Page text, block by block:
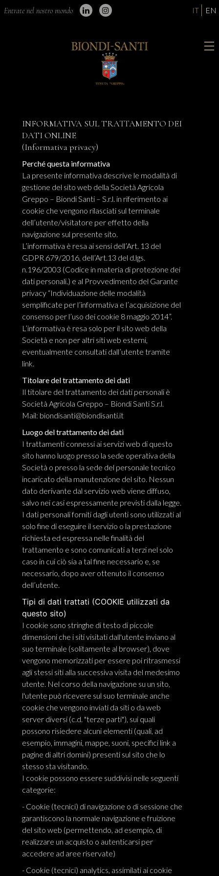
Entrate nel nostro mondo IT EN
INFORMATIVA SUL TRATTAMENTO DEI
DATI ONLINE
(Informativa privacy)
Perché questa informativa
La presente informativa descrive le modalità di
gestione del sito web della Società Agricola
Greppo – Biondi Santi – S.r.l. in riferimento ai
cookie che vengono rilasciati sul terminale
dell’utente/visitatore per effetto della
navigazione sul presente sito.
L’informativa è resa ai sensi dell’Art. 13 del
GDPR 679/2016, dell’Art.13 del d.lgs.
n.196/2003 (Codice in materia di protezione dei
dati personali.) e al Provvedimento del Garante
privacy “Individuazione delle modalità
semplificate per l’informativa e l’acquisizione del
consenso per l’uso dei cookie 8 maggio 2014”.
L’informativa è resa solo per il sito web della
Società e non per altri siti web esterni,
eventualmente consultati dall’utente tramite
link.
Titolare del trattamento dei dati
Il titolare del trattamento dei dati personali è
Società Agricola Greppo – Biondi Santi S.r.l.
Mail: biondisanti@biondisanti.it
Luogo del trattamento dei dati
I trattamenti connessi ai servizi web di questo
sito hanno luogo presso la sede operativa della
Società o presso la sede del personale tecnico
incaricato della manutenzione del sito. Nessun
dato derivante dal servizio web viene diffuso,
salvo nei casi espressamente previsti dalla legge.
I dati personali forniti dagli utenti sono utilizzati al
solo fine di eseguire il servizio o la prestazione
richiesta ed espressa nelle finalità del
trattamento e sono comunicati a terzi nel solo
caso in cui ciò sia a tal fine necessario e, se
necessario, dopo aver ottenuto il consenso
dell’utente.
Tipi di dati trattati (COOKIE utilizzati da
questo sito)
I cookie sono stringhe di testo di piccole
dimensioni che i siti visitati dall'utente inviano al
suo terminale (solitamente al browser), dove
vengono memorizzati per essere poi ritrasmessi
agli stessi siti alla successiva visita del medesimo
utente. Nel corso della navigazione su un sito,
l'utente può ricevere sul suo terminale anche
cookie che vengono inviati da siti o da web
server diversi (c.d. "terze parti"), sui quali
possono risiedere alcuni elementi (quali, ad
esempio, immagini, mappe, suoni, specifici link a
pagine di altri domini) presenti sul sito che lo
stesso sta visitando.
I cookie possono essere suddivisi nelle seguenti
categorie:
- Cookie (tecnici) di navigazione o di sessione che
garantiscono la normale navigazione e fruizione
del sito web (permettendo, ad esempio, di
realizzare un acquisto o autenticarsi per
accedere ad aree riservate)
- Cookie (tecnici) analytics, assimilati ai cookie